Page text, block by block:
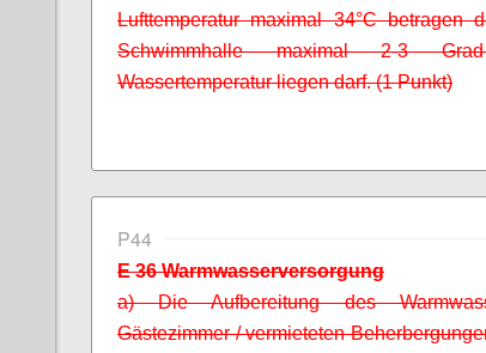
Lufttemperatur maximal 34°C betragen
Schwimmhalle maximal 2-3
Wassertemperatur liegen darf. (1 Punkt)
P44
E 36 Warmwasserversorgung
a) Die Aufbereitung des
Gästezimmer / vermieteten